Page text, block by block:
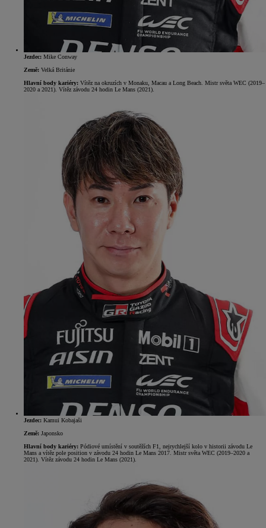
Jezdec: Mike Conway
Země: Velká Británie
Hlavní body kariéry: Vítěz na okruzích v Monaku, Macau a Long Beach. Mistr světa WEC (2019–
2020 a 2021). Vítěz závodu 24 hodin Le Mans (2021).
Jezdec: Kamui Kobajaši
Země: Japonsko
Hlavní body kariéry: Pódiové umístění v soutěžích F1, nejrychlejší kolo v historii závodu Le
Mans a vítěz pole position v závodu 24 hodin Le Mans 2017. Mistr světa WEC (2019–2020 a
2021). Vítěz závodu 24 hodin Le Mans (2021).